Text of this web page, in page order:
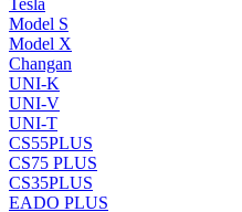
Tesla
Model S
Model X
Changan
UNI-K
UNI-V
UNI-T
CS55PLUS
CS75 PLUS
CS35PLUS
EADO PLUS